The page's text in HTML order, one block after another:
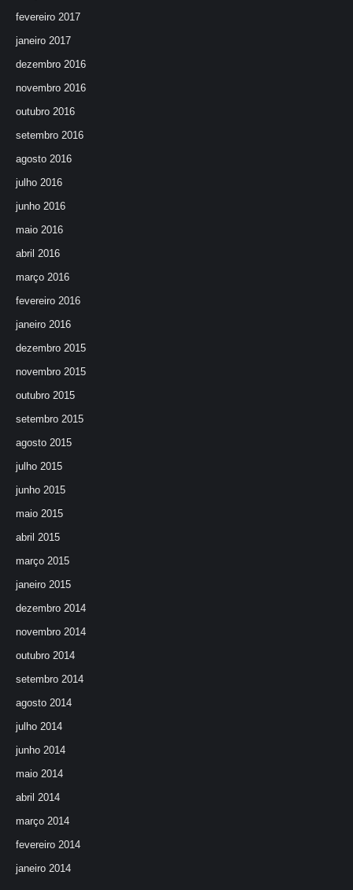
fevereiro 2017
janeiro 2017
dezembro 2016
novembro 2016
outubro 2016
setembro 2016
agosto 2016
julho 2016
junho 2016
maio 2016
abril 2016
março 2016
fevereiro 2016
janeiro 2016
dezembro 2015
novembro 2015
outubro 2015
setembro 2015
agosto 2015
julho 2015
junho 2015
maio 2015
abril 2015
março 2015
janeiro 2015
dezembro 2014
novembro 2014
outubro 2014
setembro 2014
agosto 2014
julho 2014
junho 2014
maio 2014
abril 2014
março 2014
fevereiro 2014
janeiro 2014